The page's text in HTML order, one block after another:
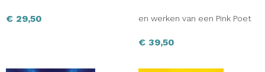
€ 29,50 en werken van een Pink Poet
€ 39,50